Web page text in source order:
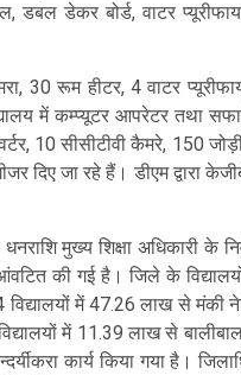
डबल डेकर बोर्ड, वाटर
30 रूम हीटर, 4 वाटर
में कम्प्यूटर आपरेटर तथा
10 सीसीटीवी कैमरे, 150
दिए जा रहे हैं। डीएम द्वारा
मुख्य शिक्षा अधिकारी के
की गई है। जिले के
में 47.26 लाख से मंकी
में 11.39 लाख से बालीबाल
कार्य किया गया है।